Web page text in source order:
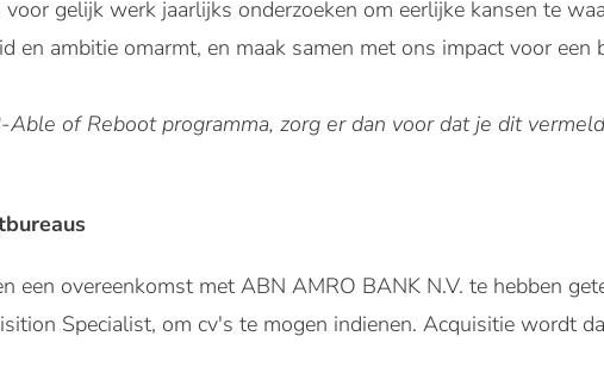
gelijk werk jaarlijks onderzoeken om eerlijke kansen te
en ambitie omarmt, en maak samen met ons impact voor een
of Reboot programma, zorg er dan voor dat je dit
een overeenkomst met ABN AMRO BANK N.V. te hebben
Specialist, om cv's te mogen indienen. Acquisitie wordt